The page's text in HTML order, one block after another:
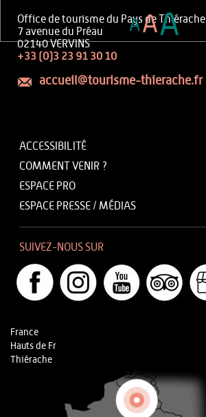
Office de tourisme du Pays de Thiérache
7 avenue du Préau
02140 VERVINS
+33 (0)3 23 91 30 10
accueil@tourisme-thierache.fr
ACCESSIBILITÉ
COMMENT VENIR ?
ESPACE PRO
ESPACE PRESSE / MÉDIAS
SUIVEZ-NOUS SUR
France
Hauts de Fr
Thiérache
AAA